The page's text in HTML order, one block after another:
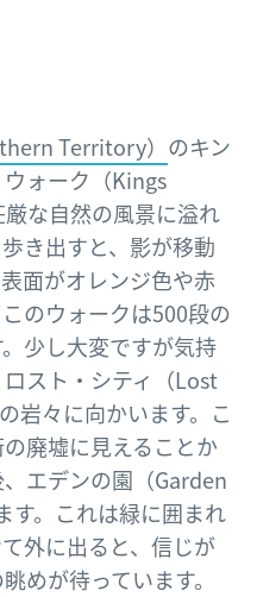
Territory） のキン
ォーク（Kings
な自然の風景に溢れ
き出すと、影が移動
面がオレンジ色や赤
のウォークは500段の
少し大変ですが気持
スト・シティ（Lost
岩々に向かいます。こ
廃墟に見えることか
エデンの園（Garden
す。これは緑に囲まれ
外に出ると、信じが
めが待っています。